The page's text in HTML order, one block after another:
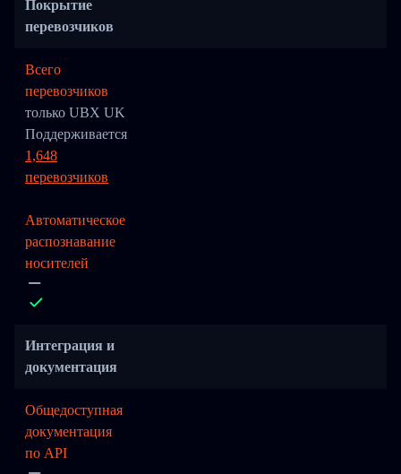
Покрытие
перевозчиков
Всего
перевозчиков
только UBX UK
Поддерживается
1,648
перевозчиков
Автоматическое
распознавание
носителей
Интеграция и
документация
Общедоступная
документация
по API